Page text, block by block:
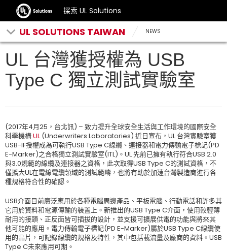
探索 UL Solutions
UL SOLUTIONS TAIWAN NEWS
UL 台灣獲授權為 USB
Type C 獨立測試實驗室
(2017年4月25，台北訊) – 致力提升全球安全生活與工作環境的國際安全
科學機構UL(Underwriters Laboratories) 近日宣布，UL 台灣實驗室獲
USB-IF授權成為可執行USB Type C線纜、連接器和電力傳輸電子標記(PD
E-Marker)之合格獨立測試實驗室(ITL)。UL 先前已擁有執行符合USB 2.0
與3.0規範的線纜及連接器之資格，此次取得USB Type C的測試資格，不
僅擴大UL在電線電纜領域的測試範疇，也將有助於加速台灣製造商進行各
種規格符合性的確認。
USB介面目前廣泛應用於各種電腦周邊產品、平板電腦、行動電話和許多其
它用於資料和電源傳輸的裝置上。新推出的USB Type C介面，使用較輕薄
耐用的接頭、正反面皆可插拔的設計，並支援可擴展供電的功能與將來其
他可能的應用。電力傳輸電子標記(PD E-Marker)屬於USB Type C線纜使
用的晶片，可記錄線纜的規格及特性，其中包括載流量及廠商的資料。USB
Type C未來應用可期。